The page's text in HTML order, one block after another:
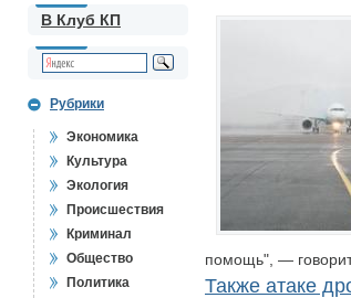
В Клуб КП
Рубрики
Экономика
Культура
Экология
Происшествия
Криминал
Общество
Политика
помощь", —
Также атаке